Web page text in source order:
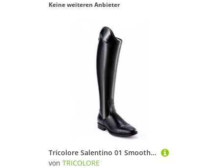
Keine weiteren Anbieter
Tricolore Salentino 01 Smooth Reitstiefel by DeNiro
von TRICOLORE